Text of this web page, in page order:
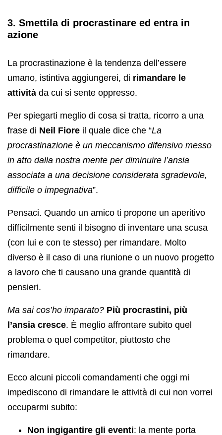
3. Smettila di procrastinare ed entra in
azione
La procrastinazione è la tendenza dell’essere
umano, istintiva aggiungerei, di rimandare le
attività da cui si sente oppresso.
Per spiegarti meglio di cosa si tratta, ricorro a una
frase di Neil Fiore il quale dice che “La
procrastinazione è un meccanismo difensivo messo
in atto dalla nostra mente per diminuire l’ansia
associata a una decisione considerata sgradevole,
difficile o impegnativa”.
Pensaci. Quando un amico ti propone un aperitivo
difficilmente senti il bisogno di inventare una scusa
(con lui e con te stesso) per rimandare. Molto
diverso è il caso di una riunione o un nuovo progetto
a lavoro che ti causano una grande quantità di
pensieri.
Ma sai cos’ho imparato? Più procrastini, più
l’ansia cresce. È meglio affrontare subito quel
problema o quel competitor, piuttosto che
rimandare.
Ecco alcuni piccoli comandamenti che oggi mi
impediscono di rimandare le attività di cui non vorrei
occuparmi subito:
Non ingigantire gli eventi: la mente porta